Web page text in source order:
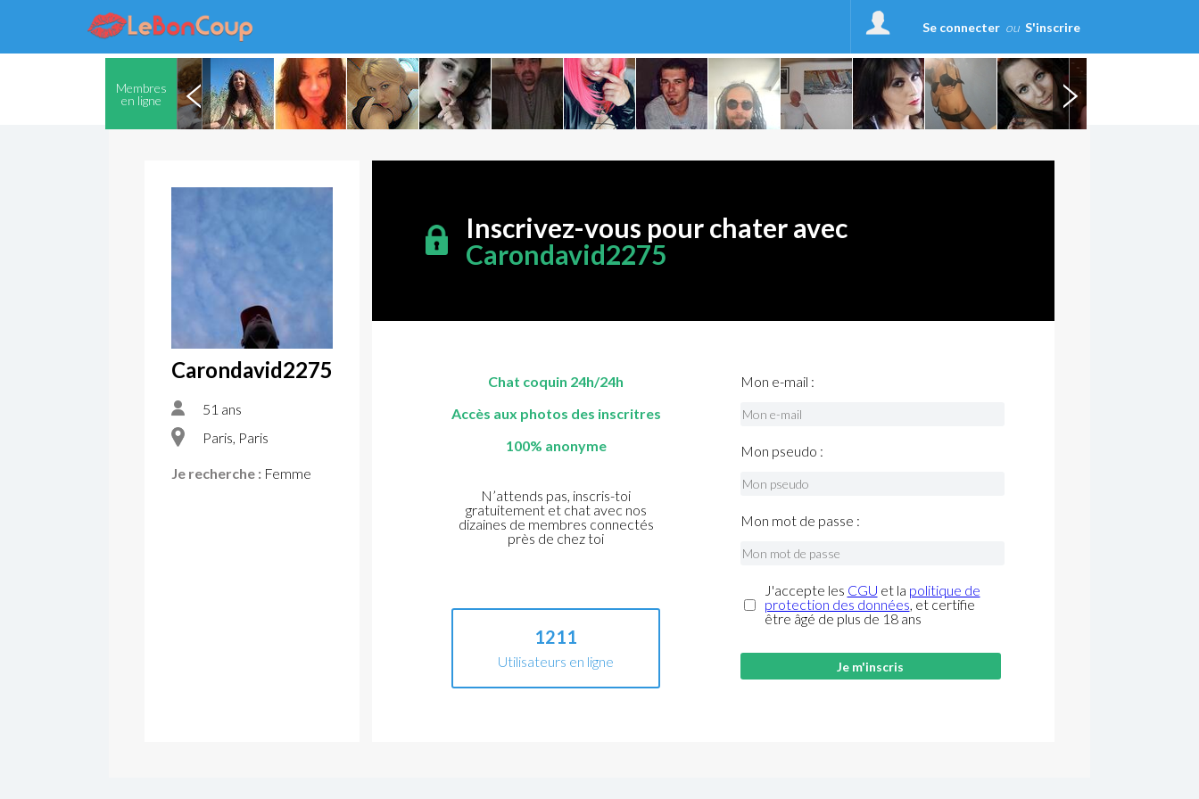
Se connecter ou S'inscrire
Membres
en ligne
Carondavid2275
51 ans
Paris, Paris
Je recherche : Femme
Inscrivez-vous pour chater avec
Carondavid2275
Chat coquin 24h/24h
Accès aux photos des inscritres
100% anonyme
N’attends pas, inscris-toi
gratuitement et chat avec nos
dizaines de membres connectés
près de chez toi
1211
Utilisateurs en ligne
Mon e-mail :
Mon pseudo :
Mon mot de passe :
J'accepte les CGU et la politique de
protection des données, et certifie
être âgé de plus de 18 ans